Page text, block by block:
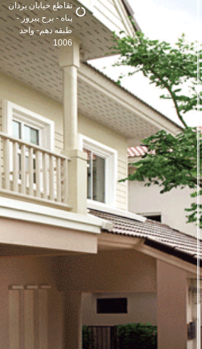
تقاطع خیابان یزدان
پناه - برج پیروز -
طبقه دهم- واحد
1006